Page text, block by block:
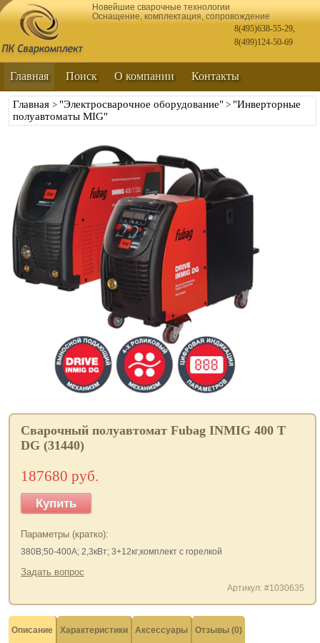
Новейшие сварочные технологии
Оснащение, комплектация, сопровождение
8(495)638-55-29,
8(499)124-50-69
Главная Поиск О компании Контакты
Главная > "Электросварочное оборудование" > "Инверторные
полуавтоматы MIG"
Сварочный полуавтомат Fubag INMIG 400 T
DG (31440)
187680 руб.
Купить
Параметры (кратко):
380В;50-400А; 2,3кВт; 3+12кг;комплект с горелкой
Задать вопрос
Артикул: #1030635
Описание Характеристики Аксессуары Отзывы (0)